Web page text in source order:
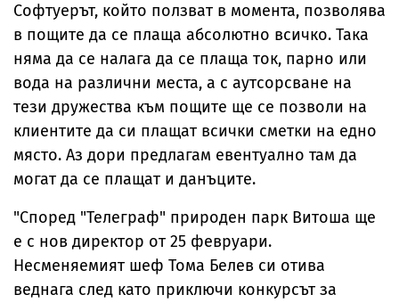
Софтуерът, който ползват в момента, позволява
в пощите да се плаща абсолютно всичко. Така
няма да се налага да се плаща ток, парно или
вода на различни места, а с аутсорсване на
тези дружества към пощите ще се позволи на
клиентите да си плащат всички сметки на едно
място. Аз дори предлагам евентуално там да
могат да се плащат и данъците.
"Според "Телеграф" природен парк Витоша ще
е с нов директор от 25 февруари.
Несменяемият шеф Тома Белев си отива
веднага след като приключи конкурсът за